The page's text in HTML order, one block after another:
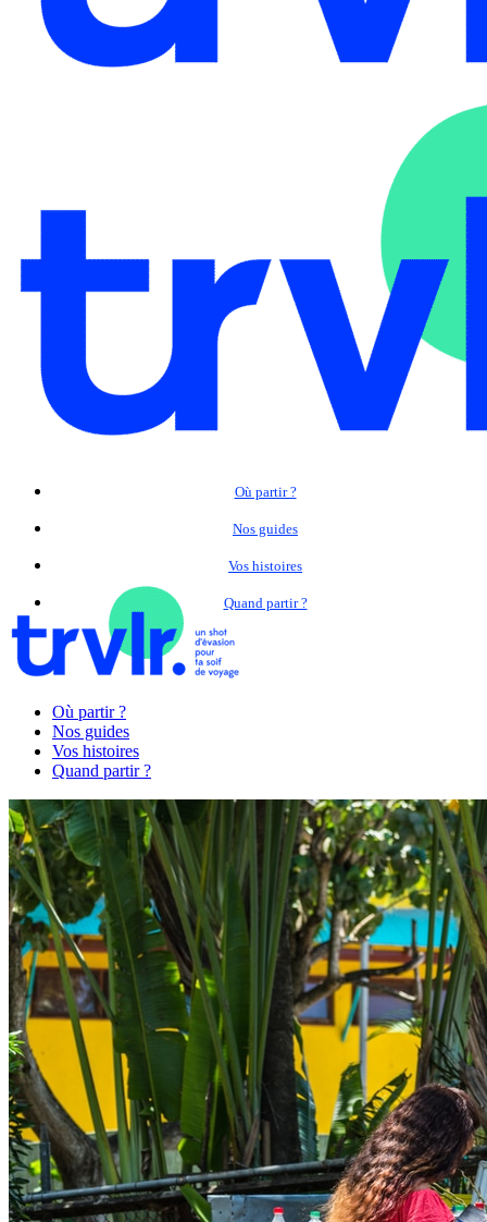
Où partir ?
Nos guides
Vos histoires
Quand partir ?
Où partir ?
Nos guides
Vos histoires
Quand partir ?